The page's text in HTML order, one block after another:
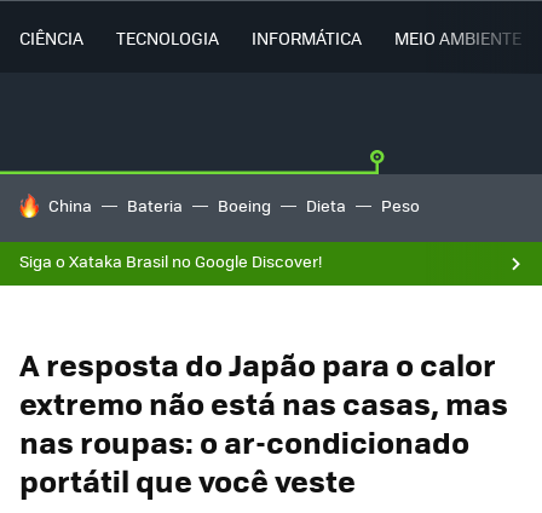
CIÊNCIA TECNOLOGIA INFORMÁTICA MEIO AMBIENTE
TENDÊNCIAS DO DIA
China Bateria Boeing Dieta Peso
Siga o Xataka Brasil no Google Discover!
A resposta do Japão para o calor
extremo não está nas casas, mas
nas roupas: o ar-condicionado
portátil que você veste